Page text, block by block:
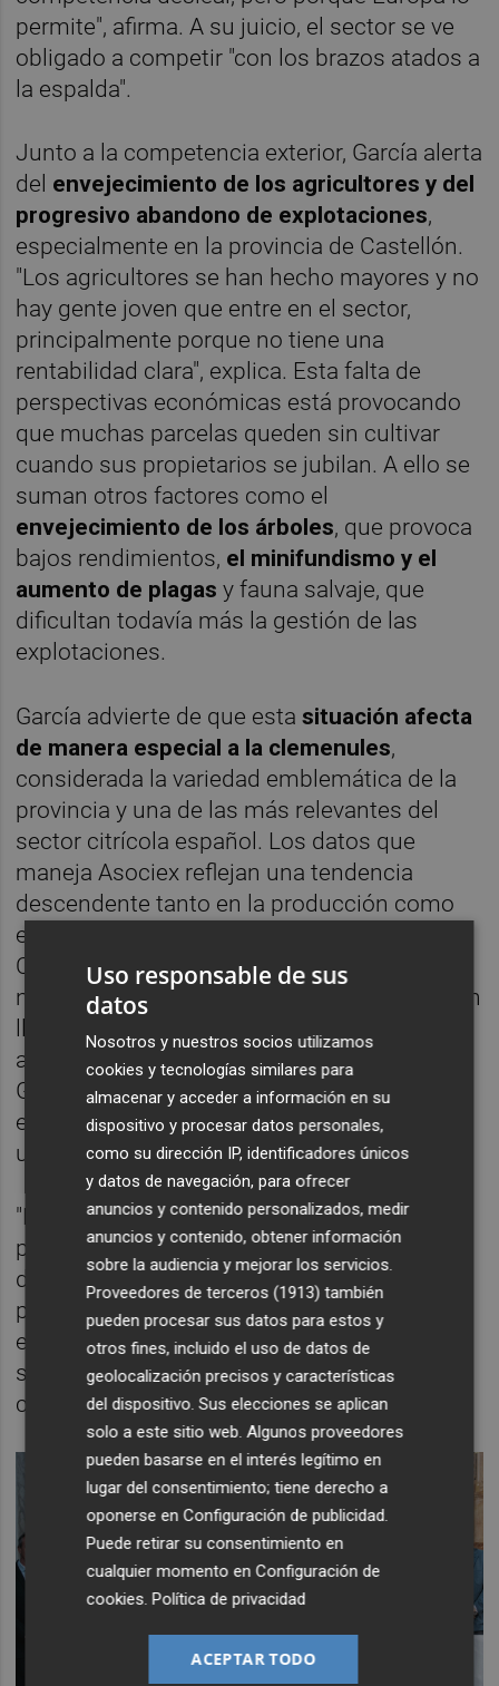
permite", afirma. A su juicio, el sector se ve
obligado a competir "con los brazos atados a
la espalda".
Junto a la competencia exterior, García alerta
del envejecimiento de los agricultores y del
progresivo abandono de explotaciones,
especialmente en la provincia de Castellón.
"Los agricultores se han hecho mayores y no
hay gente joven que entre en el sector,
principalmente porque no tiene una
rentabilidad clara", explica. Esta falta de
perspectivas económicas está provocando
que muchas parcelas queden sin cultivar
cuando sus propietarios se jubilan. A ello se
suman otros factores como el
envejecimiento de los árboles, que provoca
bajos rendimientos, el minifundismo y el
aumento de plagas y fauna salvaje, que
dificultan todavía más la gestión de las
explotaciones.
García advierte de que estasituación afecta
de manera especial a la clemenules,
considerada la variedad emblemática de la
provincia y una de las más relevantes del
sector citrícola español. Los datos que
maneja Asociex reflejan una tendencia
descendente tanto en la producción como
en las exportaciones, que no sólo afecta a la
Comunitat sino también al sector a nivel
nacional. "El récord de España de producción
año estaremos en 5,5 millones", señala
García. En paralelo, las exportaciones
españolas han perdido en los últimos años
unas 700.000 toneladas.
"Eso es una barbaridad", enfatiza. En la
provincia de Castellón, añade, el abandono
de campos continúa avanzando, impulsado
por la falta de rentabilidad y el
envejecimiento del sector. "El abandono
sigue y el desierto de naranjos seguirá",
concluye.
Uso responsable de sus
datos
Nosotros y nuestros socios utilizamos
cookies y tecnologías similares para
almacenar y acceder a información en su
dispositivo y procesar datos personales,
como su dirección IP, identificadores únicos
y datos de navegación, para ofrecer
anuncios y contenido personalizados, medir
anuncios y contenido, obtener información
sobre la audiencia y mejorar los servicios.
Proveedores de terceros (1913) también
pueden procesar sus datos para estos y
otros fines, incluido el uso de datos de
geolocalización precisos y características
del dispositivo. Sus elecciones se aplican
solo a este sitio web. Algunos proveedores
pueden basarse en el interés legítimo en
lugar del consentimiento; tiene derecho a
oponerse enConfiguración de publicidad.
Puede retirar su consentimiento en
cualquier momento enConfiguración de
cookies.Política de privacidad
ACEPTAR TODO